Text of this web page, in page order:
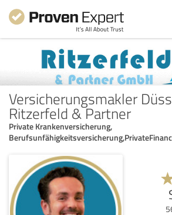
Versicherungsmakler
Ritzerfeld & Partner
Private Krankenversicherung,